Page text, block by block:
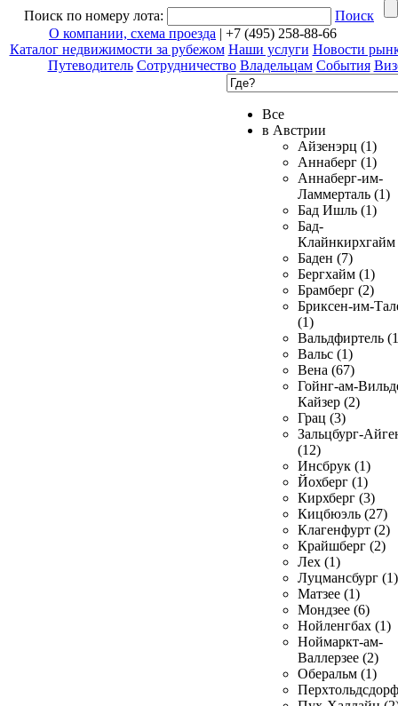
Поиск по номеру лота:
Поиск
О компании, схема проезда | +7 (495) 258-88-66
Каталог недвижимости за рубежом Наши услуги Новости
Путеводитель Сотрудничество Владельцам События
Все
в Австрии
Айзенэрц (1)
Аннаберг (1)
Аннаберг-им-
Ламмерталь (1)
Бад Ишль (1)
Бад-
Клайнкирхгайм
Баден (7)
Бергхайм (1)
Брамберг (2)
Бриксен-им-
(1)
Вальдфиртель
Вальс (1)
Вена (67)
Гойнг-ам-
Кайзер (2)
Грац (3)
Зальцбург-
(12)
Инсбрук (1)
Йохберг (1)
Кирхберг (3)
Кицбюэль (27)
Клагенфурт (2)
Крайшберг (2)
Лех (1)
Луцмансбург (1)
Матзее (1)
Мондзее (6)
Нойленгбах (1)
Ноймаркт-ам-
Валлерзее (2)
Оберальм (1)